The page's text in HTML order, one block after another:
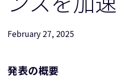
IR関連
110 Fulbourn Road
February 27, 2025
発表の概要